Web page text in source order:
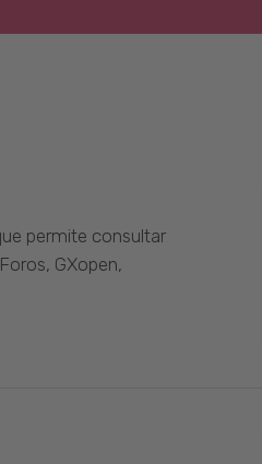
permite consultar
GXopen,